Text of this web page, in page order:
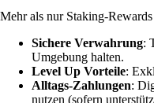
Mehr als nur Staking-
Sichere Verwahrung:
Umgebung halten.
Level Up Vorteile:
Alltags-Zahlungen:
nutzen (sofern